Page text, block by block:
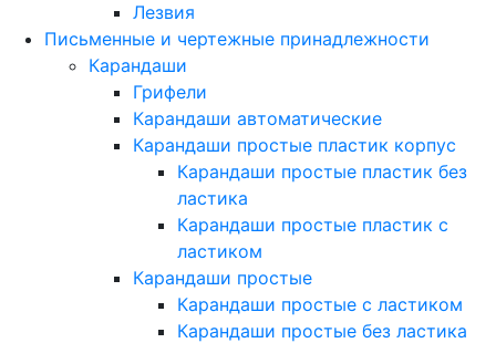
Лезвия
Письменные и чертежные принадлежности
Карандаши
Грифели
Карандаши автоматические
Карандаши простые пластик корпус
Карандаши простые пластик без
ластика
Карандаши простые пластик с
ластиком
Карандаши простые
Карандаши простые с ластиком
Карандаши простые без ластика